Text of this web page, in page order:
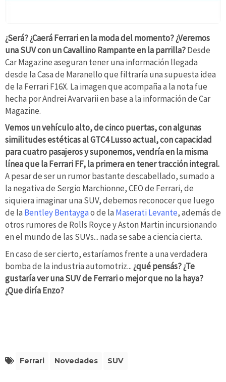
¿Será? ¿Caerá Ferrari en la moda del momento? ¿Veremos
una SUV con un Cavallino Rampante en la parrilla?Desde
Car Magazine aseguran tener una información llegada
desde la Casa de Maranello que filtraría una supuesta idea
de la Ferrari F16X. La imagen que acompaña a la nota fue
hecha por Andrei Avarvarii en base a la información de Car
Magazine.
Vemos un vehículo alto, de cinco puertas, con algunas
similitudes estéticas al GTC4 Lusso actual, con capacidad
para cuatro pasajeros y suponemos, vendría en la misma
línea que la Ferrari FF, la primera en tener tracción integral.
A pesar de ser un rumor bastante descabellado, sumado a
la negativa de Sergio Marchionne, CEO de Ferrari, de
siquiera imaginar una SUV, debemos reconocer que luego
de la Bentley Bentaygao de la Maserati Levante, además de
otros rumores de Rolls Royce y Aston Martin incursionando
en el mundo de las SUVs... nada se sabe a ciencia cierta.
En caso de ser cierto, estaríamos frente a una verdadera
bomba de la industria automotriz...¿qué pensás? ¿Te
gustaría ver una SUV de Ferrari o mejor que no la haya?
¿Que diría Enzo?
Ferrari Novedades SUV